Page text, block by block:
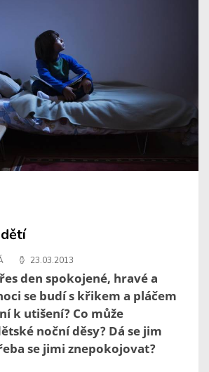
23.03.2013
den spokojené, hravé a
se budí s křikem a pláčem
k utišení? Co může
noční děsy? Dá se jim
se jimi znepokojovat?